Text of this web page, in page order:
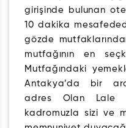
girişinde bulunan
10 dakika
gözde
mutfağının en
Mutfağındaki
Antakya’da bir
adres Olan Lale
kadromuzla sizi ve